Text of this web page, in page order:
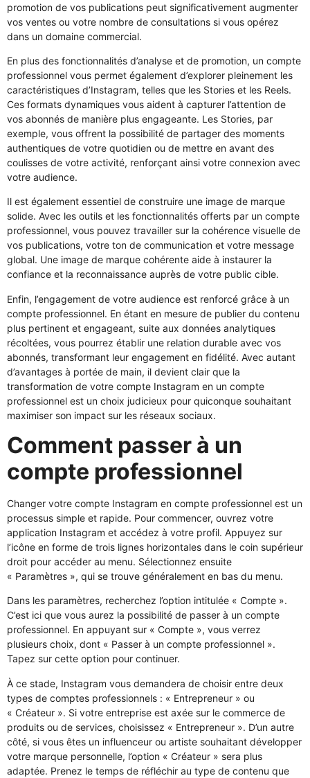
promotion de vos publications peut significativement augmenter
vos ventes ou votre nombre de consultations si vous opérez
dans un domaine commercial.
En plus des fonctionnalités d’analyse et de promotion, un compte
professionnel vous permet également d’explorer pleinement les
caractéristiques d’Instagram, telles que les Stories et les Reels.
Ces formats dynamiques vous aident à capturer l’attention de
vos abonnés de manière plus engageante. Les Stories, par
exemple, vous offrent la possibilité de partager des moments
authentiques de votre quotidien ou de mettre en avant des
coulisses de votre activité, renforçant ainsi votre connexion avec
votre audience.
Il est également essentiel de construire une image de marque
solide. Avec les outils et les fonctionnalités offerts par un compte
professionnel, vous pouvez travailler sur la cohérence visuelle de
vos publications, votre ton de communication et votre message
global. Une image de marque cohérente aide à instaurer la
confiance et la reconnaissance auprès de votre public cible.
Enfin, l’engagement de votre audience est renforcé grâce à un
compte professionnel. En étant en mesure de publier du contenu
plus pertinent et engageant, suite aux données analytiques
récoltées, vous pourrez établir une relation durable avec vos
abonnés, transformant leur engagement en fidélité. Avec autant
d’avantages à portée de main, il devient clair que la
transformation de votre compte Instagram en un compte
professionnel est un choix judicieux pour quiconque souhaitant
maximiser son impact sur les réseaux sociaux.
Comment passer à un
compte professionnel
Changer votre compte Instagram en compte professionnel est un
processus simple et rapide. Pour commencer, ouvrez votre
application Instagram et accédez à votre profil. Appuyez sur
l’icône en forme de trois lignes horizontales dans le coin supérieur
droit pour accéder au menu. Sélectionnez ensuite
« Paramètres », qui se trouve généralement en bas du menu.
Dans les paramètres, recherchez l’option intitulée « Compte ».
C’est ici que vous aurez la possibilité de passer à un compte
professionnel. En appuyant sur « Compte », vous verrez
plusieurs choix, dont « Passer à un compte professionnel ».
Tapez sur cette option pour continuer.
À ce stade, Instagram vous demandera de choisir entre deux
types de comptes professionnels : « Entrepreneur » ou
« Créateur ». Si votre entreprise est axée sur le commerce de
produits ou de services, choisissez « Entrepreneur ». D’un autre
côté, si vous êtes un influenceur ou artiste souhaitant développer
votre marque personnelle, l’option « Créateur » sera plus
adaptée. Prenez le temps de réfléchir au type de contenu que